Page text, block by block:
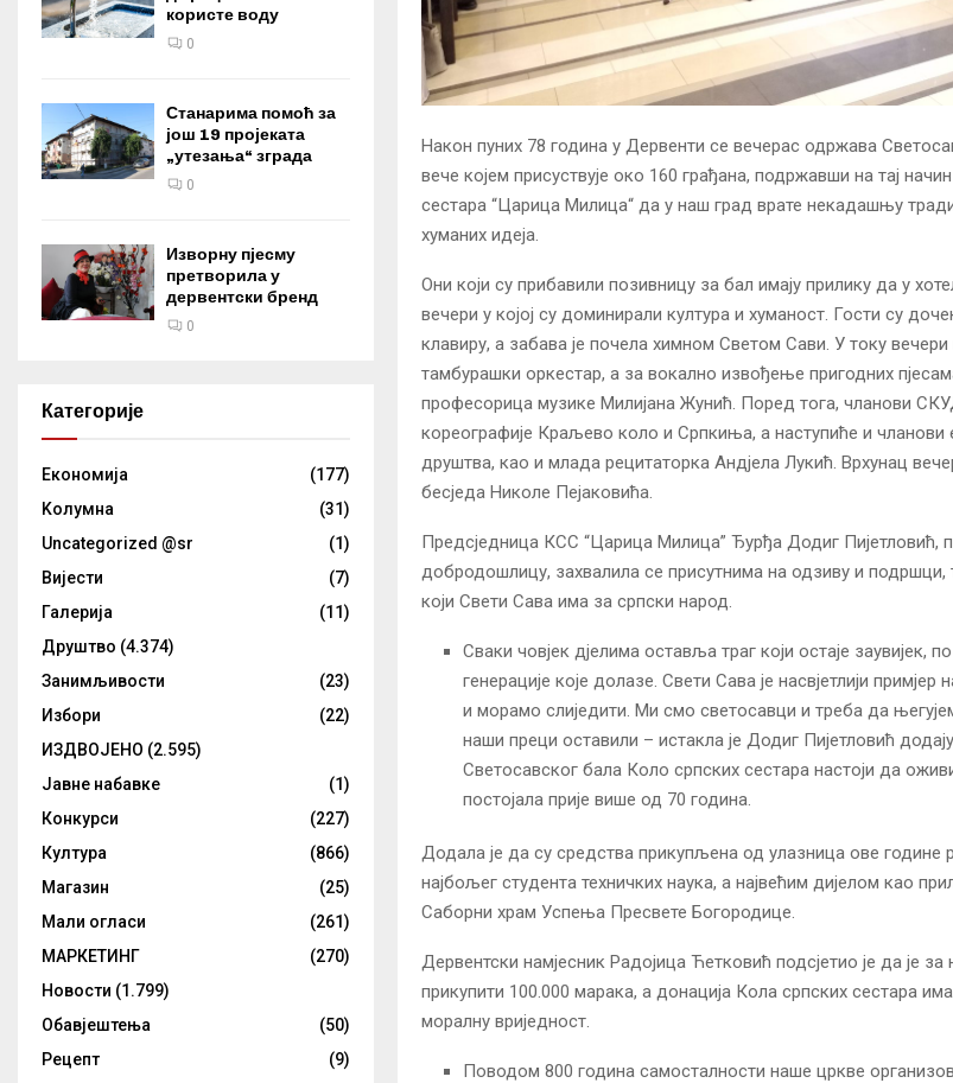
Након пуних 78 година у Дервенти се вечерас одржава
вече којем присуствује око 160 грађана, подржавши на тај
сестара “Царица Милица“ да у наш град врате некадашњу
хуманих идеја.
Они који су прибавили позивницу за бал имају прилику да у
вечери у којој су доминирали култура и хуманост. Гости су
клавиру, а забава је почела химном Светом Сави. У току
тамбурашки оркестар, а за вокално извођење пригодних
професорица музике Милијана Жунић. Поред тога, чланови
кореографије Краљево коло и Српкиња, а наступиће и чланови
друштва, као и млада рецитаторка Андјела Лукић. Врхунац
бесједа Николе Пејаковића.
Предсједница КСС “Царица Милица” Ђурђа Додиг Пијетловић,
добродошлицу, захвалила се присутнима на одзиву и подршци,
који Свети Сава има за српски народ.
Сваки човјек дјелима оставља траг који остаје заувијек,
генерације које долазе. Свети Сава је насвјетлији примјер
и морамо слиједити. Ми смо светосавци и треба да
наши преци оставили – истакла је Додиг Пијетловић
Светосавског бала Коло српских сестара настоји да оживи
постојала прије више од 70 година.
Додала је да су средства прикупљена од улазница ове године
најбољег студента техничких наука, а највећим дијелом као
Саборни храм Успења Пресвете Богородице.
Дервентски намјесник Радојица Ћетковић подсјетио је да је
прикупити 100.000 марака, а донација Кола српских сестара
моралну вриједност.
Поводом 800 година самосталности наше цркве
користе воду
0
Станарима помоћ за
још 19 пројеката
„утезања“ зграда
0
Изворну пјесму
претворила у
дервентски бренд
0
Категорије
Eкономија
(177)
Kолумнa
(31)
Uncategorized @sr
(1)
Вијести
(7)
Галерија
(11)
Друштво (4.374)
Занимљивости
(23)
Избори
(22)
ИЗДВОЈЕНО (2.595)
Јавне набавке
(1)
Конкурси
(227)
Култура
(866)
Магазин
(25)
Мали огласи
(261)
МАРКЕТИНГ
(270)
Новости (1.799)
Обавјештења
(50)
Рецепт
(9)